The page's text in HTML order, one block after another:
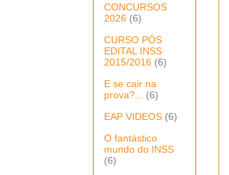
CONCURSOS
2026 (6)
CURSO PÓS
EDITAL INSS
2015/2016 (6)
E se cair na
prova?...
(6)
EAP VIDEOS (6)
O fantástico
mundo do INSS
(6)